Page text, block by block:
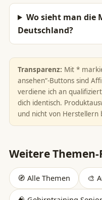
Wo sieht man die
Deutschland?
Transparenz: Mit *
ansehen“-Buttons sind
verdiene ich an
dich identisch.
und nicht von Herstellern
Weitere
🧭 Alle Themen 🎨